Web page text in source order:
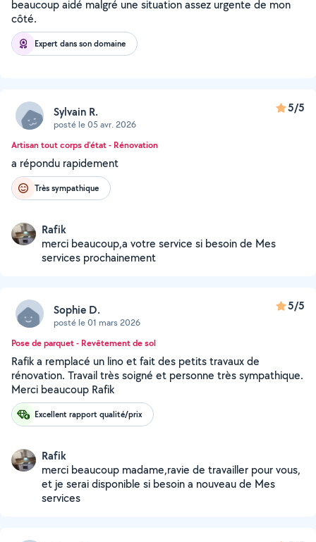
beaucoup aidé malgré une situation assez urgente de mon
côté.
Expert dans son domaine
Sylvain R.
posté le 05 avr. 2026
5/5
Artisan tout corps d'état - Rénovation
a répondu rapidement
Très sympathique
Rafik
merci beaucoup,a votre service si besoin de Mes
services prochainement
Sophie D.
posté le 01 mars 2026
5/5
Pose de parquet - Revêtement de sol
Rafik a remplacé un lino et fait des petits travaux de
rénovation. Travail très soigné et personne très sympathique.
Merci beaucoup Rafik
Excellent rapport qualité/prix
Rafik
merci beaucoup madame,ravie de travailler pour vous,
et je serai disponible si besoin a nouveau de Mes
services